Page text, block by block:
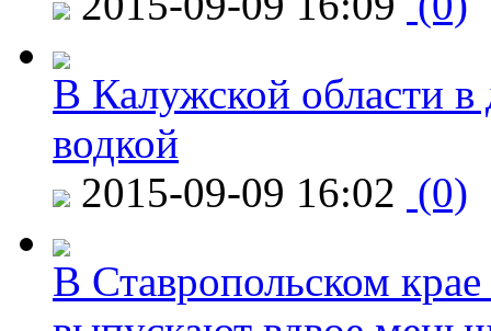
В Калужской области в
водкой
2015-09-09 16:02 (0)
В Ставропольском